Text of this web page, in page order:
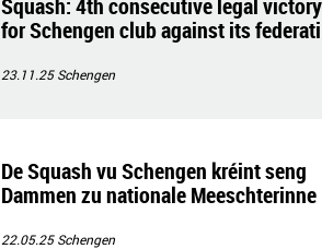
Squash: 4th consecutive legal victory
for Schengen club against its federati
23.11.25Schengen
De Squash vu Schengen kréint seng
Dammen zu nationale Meeschterinne
22.05.25Schengen